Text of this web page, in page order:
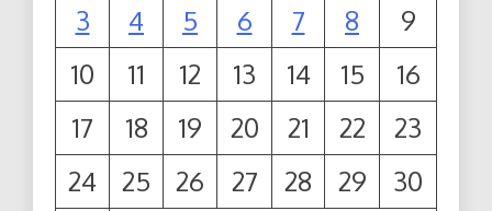
3
4 5 6 7 8
9
10
11 12 13 14 15
16
17
18 19 20 21 22
23
24
25 26 27 28 29 30